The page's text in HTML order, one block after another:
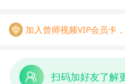
加入曾师视频VIP会员卡
扫码加好友了解